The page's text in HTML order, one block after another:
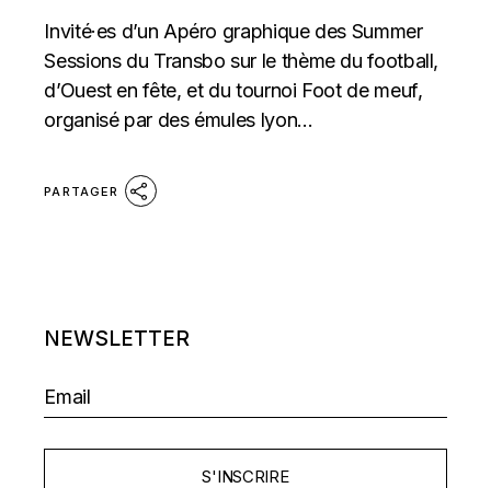
Invité·es d’un Apéro graphique des Summer
Sessions du Transbo sur le thème du football,
d’Ouest en fête, et du tournoi Foot de meuf,
organisé par des émules lyon...
PARTAGER
NEWSLETTER
S'INSCRIRE